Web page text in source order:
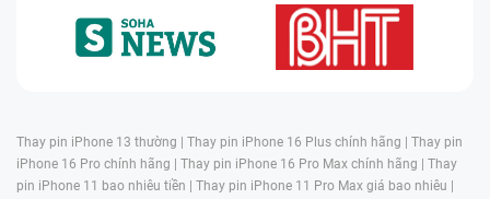
Thay pin iPhone 13 thường | Thay pin iPhone 16 Plus chính hãng | Thay pin
iPhone 16 Pro chính hãng | Thay pin iPhone 16 Pro Max chính hãng | Thay
pin iPhone 11 bao nhiêu tiền | Thay pin iPhone 11 Pro Max giá bao nhiêu |